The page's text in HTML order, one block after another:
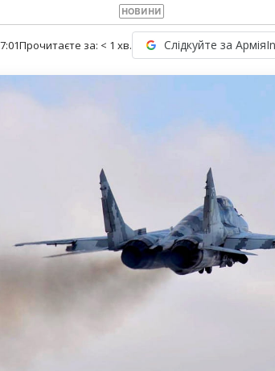
НОВИНИ
Прочитаєте за: < 1 хв. Слідкуйте за